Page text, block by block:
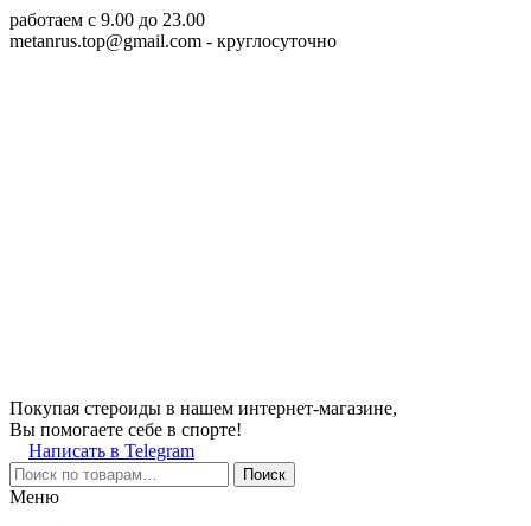
работаем c 9.00 до 23.00
metanrus.top@gmail.com - круглосуточно
Покупая стероиды в нашем интернет-магазине,
Вы помогаете себе в спорте!
Написать в Telegram
Поиск
Меню